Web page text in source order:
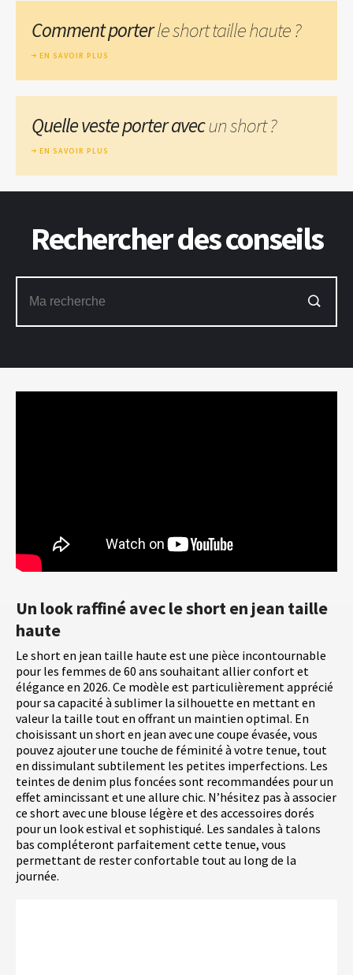
Un look raffiné avec le short en jean taille
haute
Le short en jean taille haute est une pièce incontournable
pour les femmes de 60 ans souhaitant allier confort et
élégance en 2026. Ce modèle est particulièrement apprécié
pour sa capacité à sublimer la silhouette en mettant en
valeur la taille tout en offrant un maintien optimal. En
choisissant un short en jean avec une coupe évasée, vous
pouvez ajouter une touche de féminité à votre tenue, tout
en dissimulant subtilement les petites imperfections. Les
teintes de denim plus foncées sont recommandées pour un
effet amincissant et une allure chic. N’hésitez pas à associer
ce short avec une blouse légère et des accessoires dorés
pour un look estival et sophistiqué. Les sandales à talons
bas compléteront parfaitement cette tenue, vous
permettant de rester confortable tout au long de la
journée.
Comment porterle short taille haute ?
EN SAVOIR PLUS
Quelle veste porter avecun short ?
EN SAVOIR PLUS
Rechercher des conseils